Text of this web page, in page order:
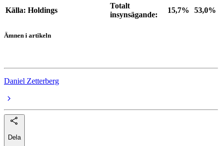
Källa: Holdings
Totalt
insynsägande:
15,7% 53,0%
Ämnen i artikeln
Daniel Zetterberg
Dela